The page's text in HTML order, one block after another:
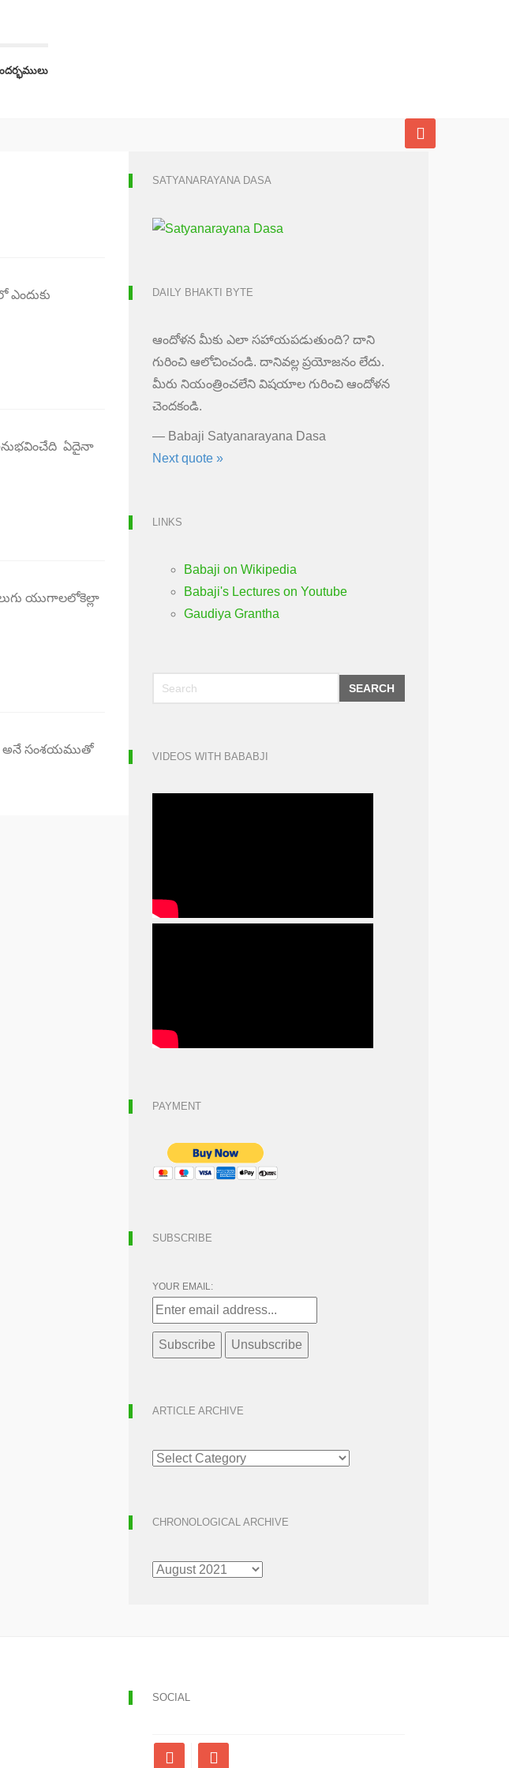
ఏదైనా
యుగాలలోకెల్లా
అనే సంశయముతో
SATYANARAYANA DASA
DAILY BHAKTI BYTE
ఆందోళన మీకు ఎలా సహాయపడుతుంది? దాని
గురించి ఆలోచించండి. దానివల్ల ప్రయోజనం లేదు.
మీరు నియంత్రించలేని విషయాల గురించి ఆందోళన
చెందకండి.
— Babaji Satyanarayana Dasa
Next quote »
LINKS
Babaji on Wikipedia
Babaji's Lectures on Youtube
Gaudiya Grantha
SEARCH
VIDEOS WITH BABABJI
PAYMENT
SUBSCRIBE
YOUR EMAIL:
ARTICLE ARCHIVE
ARTICLE
ARCHIVE
CHRONOLOGICAL ARCHIVE
CHRONOLOGICAL
ARCHIVE
SOCIAL